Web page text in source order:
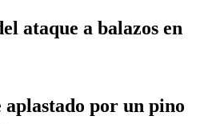
ataque a balazos en
por un pino